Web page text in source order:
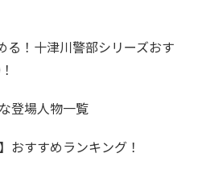
る！十津川警部シリーズおす
登場人物一覧
おすすめランキング！